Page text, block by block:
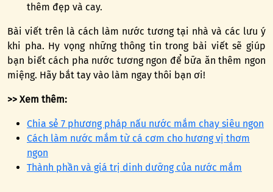
thêm đẹp và cay.
Bài viết trên là cách làm nước tương tại nhà và các lưu ý
khi pha. Hy vọng những thông tin trong bài viết sẽ giúp
bạn biết cách pha nước tương ngon để bữa ăn thêm ngon
miệng. Hãy bắt tay vào làm ngay thôi bạn ơi!
>> Xem thêm:
Chia sẻ 7 phương pháp nấu nước mắm chay siêu ngon
Cách làm nước mắm từ cá cơm cho hương vị thơm
ngon
Thành phần và giá trị dinh dưỡng của nước mắm